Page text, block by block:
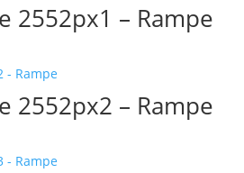
2552px1 – Rampe
2552px2 – Rampe